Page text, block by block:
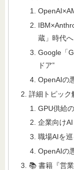
蔵」時代へ
Google「
ドア”
OpenAIの
詳細トピック
GPU供給
企業向け
職場AIを
OpenAIの
📚 書籍『営